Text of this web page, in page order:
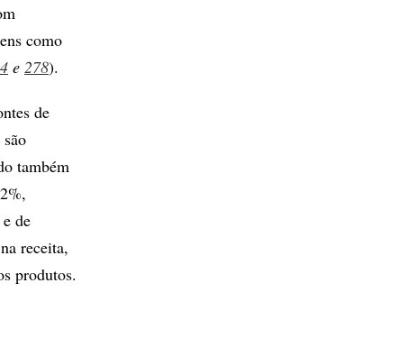
como
e 278).
de
também
de
receita,
produtos.